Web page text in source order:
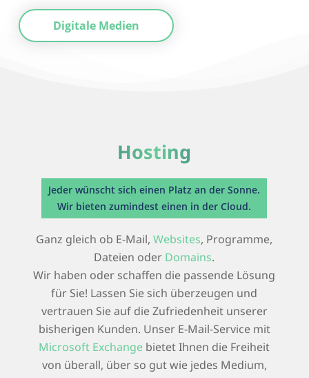
Digitale Medien
Hosting
Jeder wünscht sich einen Platz an der Sonne.
Wir bieten zumindest einen in der Cloud.
Ganz gleich ob E-Mail,Websites, Programme,
Dateien oder Domains.
Wir haben oder schaffen die passende Lösung
für Sie! Lassen Sie sich überzeugen und
vertrauen Sie auf die Zufriedenheit unserer
bisherigen Kunden. Unser E-Mail-Service mit
Microsoft Exchange bietet Ihnen die Freiheit
von überall, über so gut wie jedes Medium,